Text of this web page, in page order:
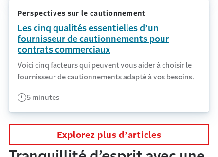
Perspectives sur le cautionnement
Les cinq qualités essentielles d’un
fournisseur de cautionnements pour
contrats commerciaux
Voici cinq facteurs qui peuvent vous aider à choisir le
fournisseur de cautionnements adapté à vos besoins.
5 minutes
Explorez plus d’articles